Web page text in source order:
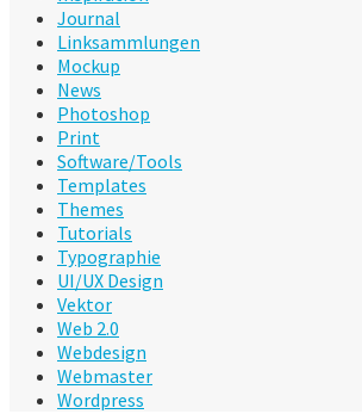
Journal
Linksammlungen
Mockup
News
Photoshop
Print
Software/Tools
Templates
Themes
Tutorials
Typographie
UI/UX Design
Vektor
Web 2.0
Webdesign
Webmaster
Wordpress